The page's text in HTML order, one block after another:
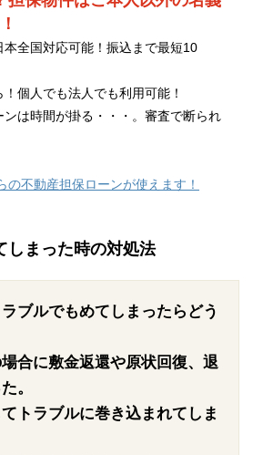
全国対応可能！振込まで最短10
個人でも法人でも利用可能！
は時間が掛る・・・。審査で断られ
の不動産担保ローンが使えます！
しまった時の対処法
ブルでもめてしまったらどう
合に敷金返還や原状回復、退
。
トラブルに巻き込まれてしま